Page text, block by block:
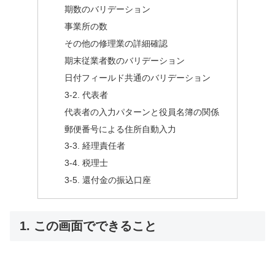
期数のバリデーション
事業所の数
その他の修理業の詳細確認
期末従業者数のバリデーション
日付フィールド共通のバリデーション
3-2. 代表者
代表者の入力パターンと役員名簿の関係
郵便番号による住所自動入力
3-3. 経理責任者
3-4. 税理士
3-5. 還付金の振込口座
1. この画面でできること